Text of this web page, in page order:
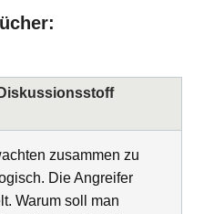
zusammen zu
Die Angreifer
Warum soll man